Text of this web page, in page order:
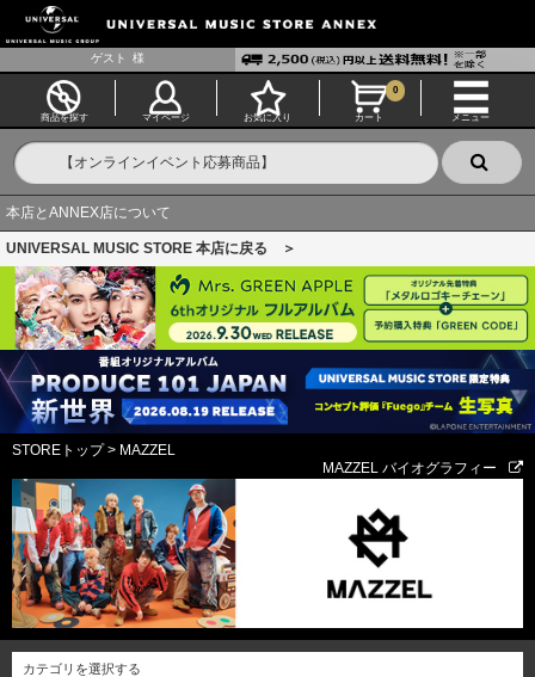
ゲスト 様
商品を探す マイページ お気に入り カート
0
メニュー
本店とANNEX店について
UNIVERSAL MUSIC STORE 本店に戻る ＞
STOREトップ> MAZZEL
MAZZEL バイオグラフィー
カテゴリを選択する